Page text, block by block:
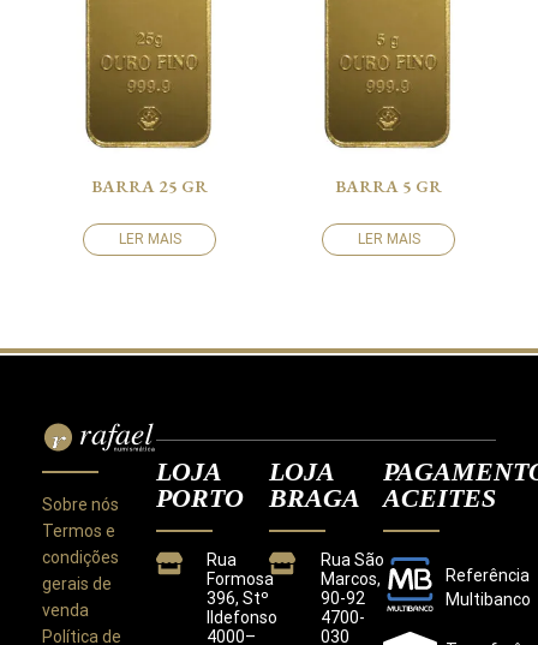
BARRA 25 GR
LER MAIS
BARRA 5 GR
LER MAIS
Sobre nós
Termos e
condições
gerais de
venda
Política de
LOJA
PORTO
Rua
Formosa
396, Stº
Ildefonso
4000–
LOJA
BRAGA
Rua São
Marcos,
90-92
4700-
030
ACEITES
Referência
Multibanco